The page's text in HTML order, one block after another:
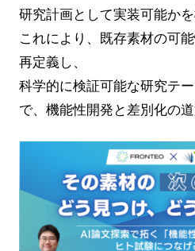
研究計画として実装可能かを
これにより、既存素材の可
再定義し、
科学的に検証可能な研究テ
で、機能性開発と差別化の道